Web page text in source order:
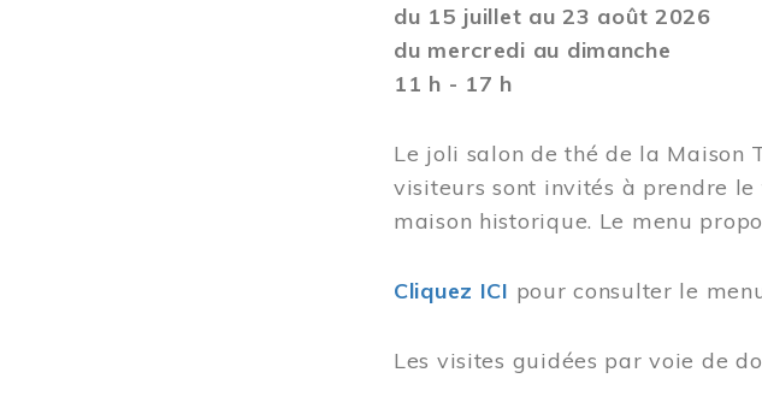
du 15 juillet au 23 août 2026
du mercredi au dimanche
11 h - 17 h
Le joli salon de thé de la Maison
visiteurs sont invités à prendre le
maison historique. Le menu
Cliquez ICI pour consulter le
Les visites guidées par voie de